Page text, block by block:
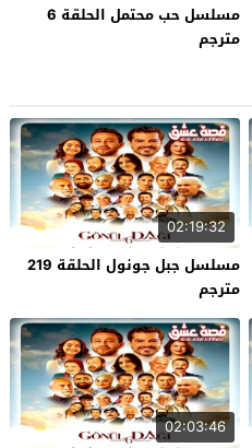
مسلسل حب محتمل الحلقة 6
مترجم
02:19:32
مسلسل جبل جونول الحلقة 219
مترجم
02:03:46